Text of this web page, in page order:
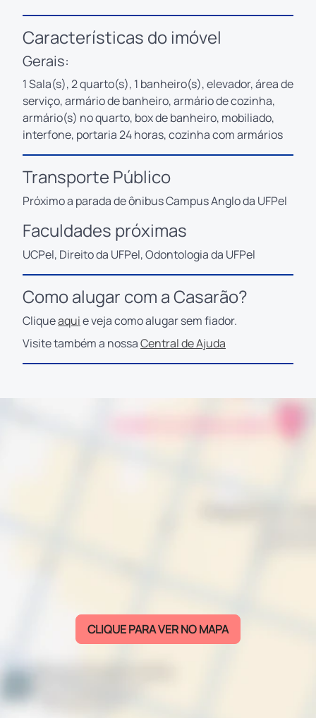
Características do imóvel
Gerais:
1 Sala(s), 2 quarto(s), 1 banheiro(s), elevador, área de
serviço, armário de banheiro, armário de cozinha,
armário(s) no quarto, box de banheiro, mobiliado,
interfone, portaria 24 horas, cozinha com armários
Transporte Público
Próximo a parada de ônibus Campus Anglo da UFPel
Faculdades próximas
UCPel, Direito da UFPel, Odontologia da UFPel
Como alugar com a Casarão?
Cliqueaquie veja como alugar sem fiador.
Visite também a nossaCentral de Ajuda
CLIQUE PARA VER NO MAPA